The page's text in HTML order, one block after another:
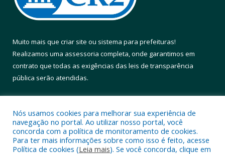
Muito mais que criar site ou sistema para prefeituras!
Realizamos uma assessoria completa, onde garantimos em
contrato que todas as exigências das leis de transparência
pública serão atendidas.
Nós usamos cookies para melhorar sua experiência de
navegação no portal. Ao utilizar nosso portal, você
concorda com a política de monitoramento de cookies.
Para ter mais informações sobre como isso é feito, acesse
Política de cookies (Leia mais). Se você concorda, clique em